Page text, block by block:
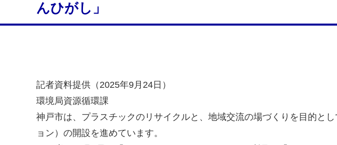
んひがし」
記者資料提供（2025年9月24日）
環境局資源循環課
神戸市は、プラスチックのリサイクルと、地域交流の場づくりを目的と
ョン）の開設を進めています。